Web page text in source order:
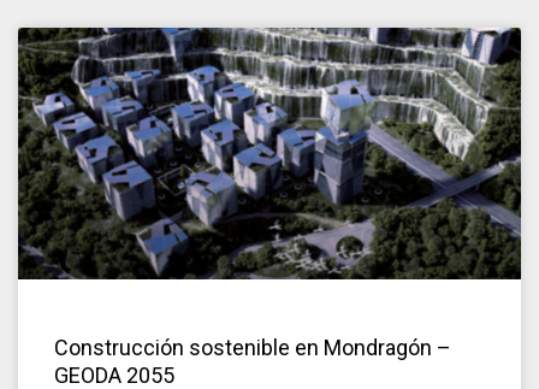
Construcción sostenible en Mondragón –
GEODA 2055